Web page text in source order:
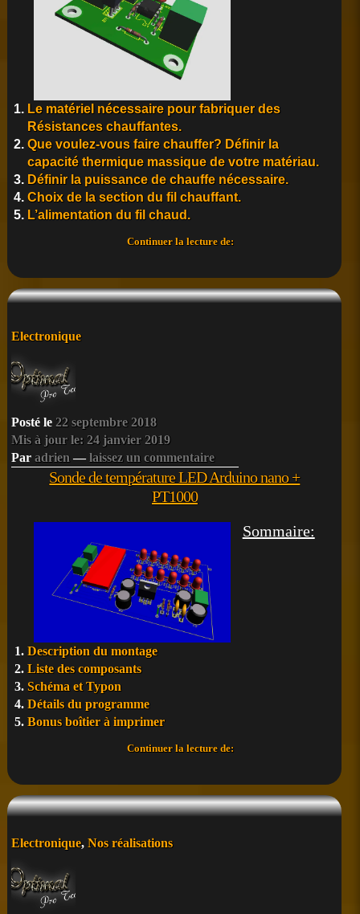
Le matériel nécessaire pour fabriquer des
Résistances chauffantes.
Que voulez-vous faire chauffer? Définir la
capacité thermique massique de votre matériau.
Définir la puissance de chauffe nécessaire.
Choix de la section du fil chauffant.
L’alimentation du fil chaud.
Continuer la lecture de:
chauffantes
Posté
Electronique
Posté le 22 septembre 2018
Mis à jour le: 24 janvier 2019
Paradrien —laissez un commentaire
Sonde de température LED Arduino nano +
PT1000
Sommaire:
Description du montage
Liste des composants
Schéma et Typon
Détails du programme
Bonus boîtier à imprimer
Continuer la lecture de:
LED
Arduino
nano
Posté
Electronique,Nos réalisations